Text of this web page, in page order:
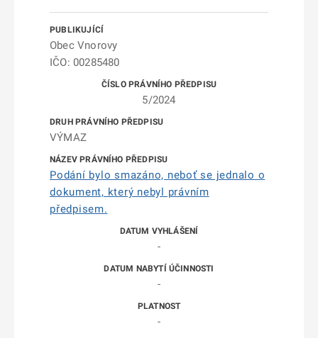
Obec Vnorovy
IČO: 00285480
5/2024
VÝMAZ
Podání bylo smazáno, neboť se jednalo o
dokument, který nebyl právním
předpisem.
-
-
-